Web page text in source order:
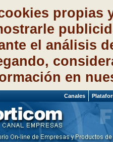
propias
el análisis
en
de 2026 Canales